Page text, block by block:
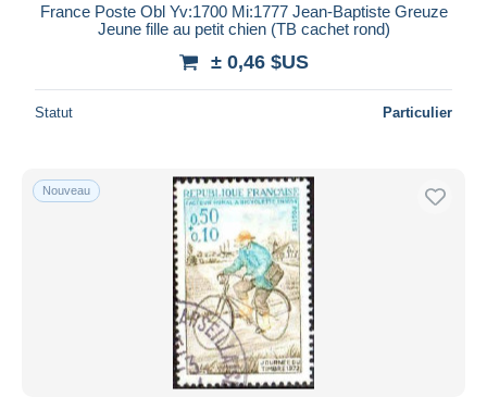
France Poste Obl Yv:1700 Mi:1777 Jean-Baptiste Greuze
Jeune fille au petit chien (TB cachet rond)
± 0,46 $US
Statut Particulier
Nouveau